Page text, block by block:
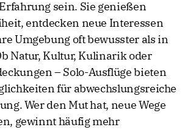
sein. Sie genießen
entdecken neue Interessen
Umgebung oft bewusster als in
Natur, Kultur, Kulinarik oder
– Solo-Ausflüge bieten
für abwechslungsreiche
Wer den Mut hat, neue Wege
gewinnt häufig mehr